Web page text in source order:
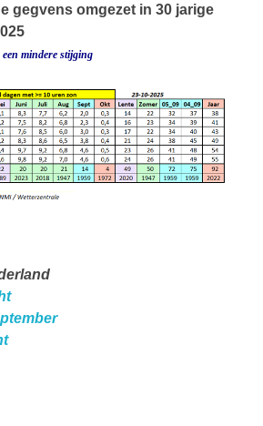
gegvens omgezet in 30 jarige
mindere stijging